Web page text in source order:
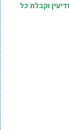
וקבלת כל